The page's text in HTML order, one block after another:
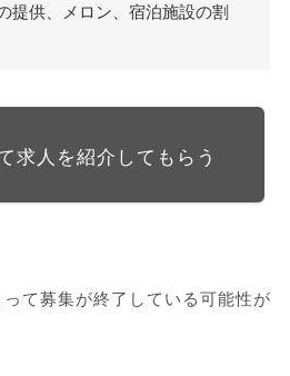
提供、メロン、宿泊施設の割
求人を紹介してもらう
て募集が終了している可能性が